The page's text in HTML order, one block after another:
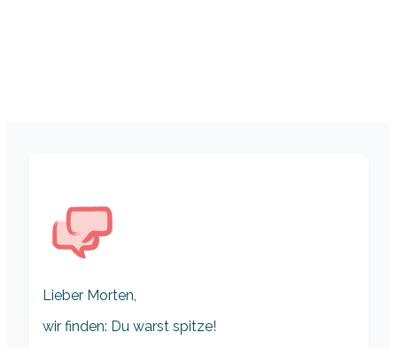
Lieber Morten,
wir finden: Du warst spitze!